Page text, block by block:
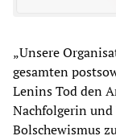
„Unsere
gesamten
Lenins Tod den
Nachfolgerin
Bolschewismus